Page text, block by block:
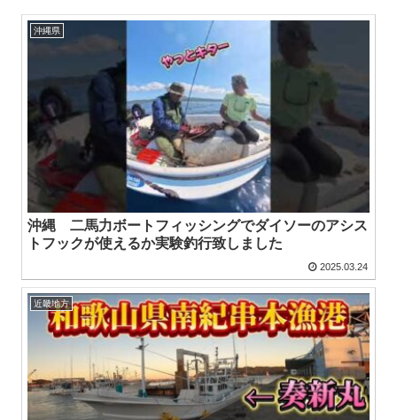
沖縄県
沖縄 二馬力ボートフィッシングでダイソーのアシス
トフックが使えるか実験釣行致しました
2025.03.24
近畿地方